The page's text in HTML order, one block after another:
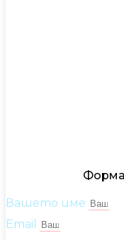
Вашето име
Email